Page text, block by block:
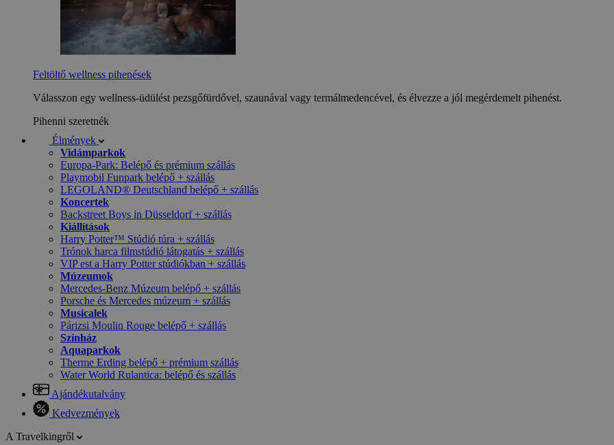
Feltöltő wellness pihenések
Válasszon egy wellness-üdülést pezsgőfürdővel, szaunával vagy termálmedencével, és élvezze a jól megérdemelt pihenést.
Pihenni szeretnék
Élmények
Vidámparkok
Europa-Park: Belépő és prémium szállás
Playmobil Funpark belépő + szállás
LEGOLAND® Deutschland belépő + szállás
Koncertek
Backstreet Boys in Düsseldorf + szállás
Kiállítások
Harry Potter™ Stúdió túra + szállás
Trónok harca filmstúdió látogatás + szállás
VIP est a Harry Potter stúdiókban + szállás
Múzeumok
Mercedes-Benz Múzeum belépő + szállás
Porsche és Mercedes múzeum + szállás
Musicalek
Párizsi Moulin Rouge belépő + szállás
Színház
Aquaparkok
Therme Erding belépő + prémium szállás
Water World Rulantica: belépő és szállás
Ajándékutalvány
Kedvezmények
A Travelkingről